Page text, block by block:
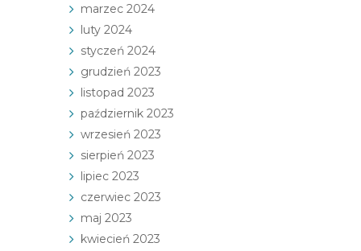
marzec 2024
luty 2024
styczeń 2024
grudzień 2023
listopad 2023
październik 2023
wrzesień 2023
sierpień 2023
lipiec 2023
czerwiec 2023
maj 2023
kwiecień 2023